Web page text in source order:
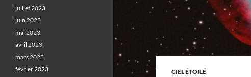
CIEL ÉTOILÉ
juillet 2023
juin 2023
mai 2023
avril 2023
mars 2023
février 2023